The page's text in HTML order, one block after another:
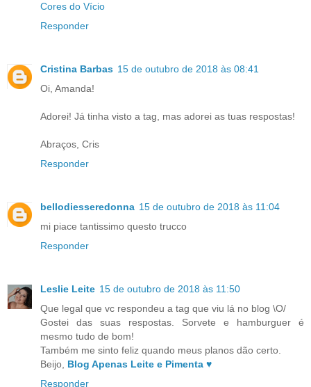
Cores do Vício
Responder
Cristina Barbas 15 de outubro de 2018 às 08:41
Oi, Amanda!
Adorei! Já tinha visto a tag, mas adorei as tuas respostas!
Abraços, Cris
Responder
bellodiesseredonna 15 de outubro de 2018 às 11:04
mi piace tantissimo questo trucco
Responder
Leslie Leite 15 de outubro de 2018 às 11:50
Que legal que vc respondeu a tag que viu lá no blog \O/
Gostei das suas respostas. Sorvete e hamburguer é
mesmo tudo de bom!
Também me sinto feliz quando meus planos dão certo.
Beijo, Blog Apenas Leite e Pimenta ♥
Responder